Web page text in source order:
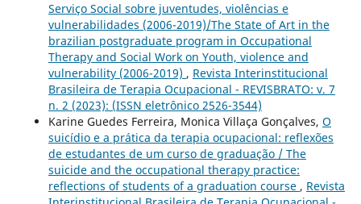
Serviço Social sobre juventudes, violências e
vulnerabilidades (2006-2019)/The State of Art in the
brazilian postgraduate program in Occupational
Therapy and Social Work on Youth, violence and
vulnerability (2006-2019) , Revista Interinstitucional
Brasileira de Terapia Ocupacional - REVISBRATO: v. 7
n. 2 (2023): (ISSN eletrônico 2526-3544)
Karine Guedes Ferreira, Monica Villaça Gonçalves, O
suicídio e a prática da terapia ocupacional: reflexões
de estudantes de um curso de graduação / The
suicide and the occupational therapy practice:
reflections of students of a graduation course , Revista